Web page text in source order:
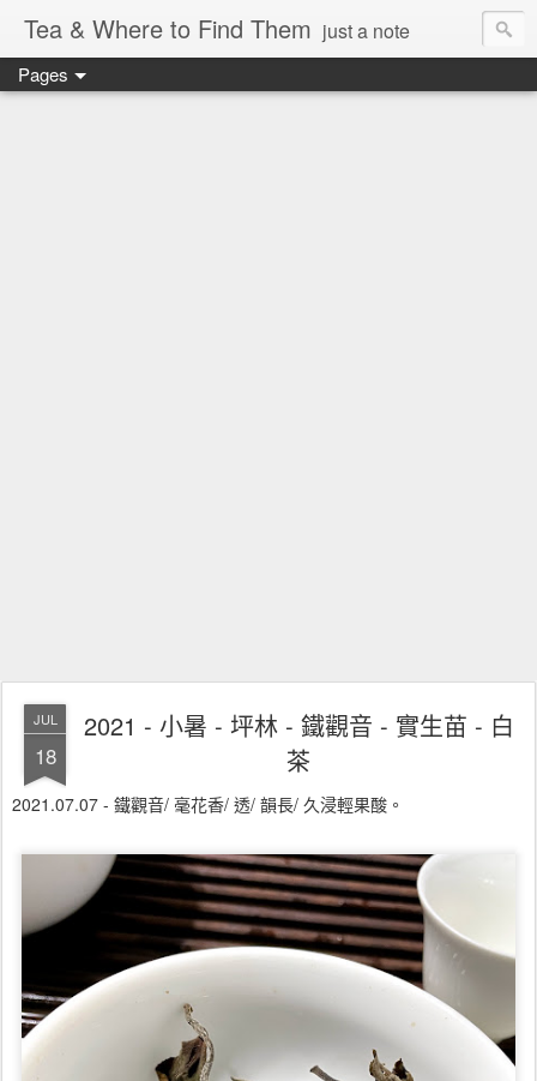
Tea & Where to Find Them just a note
Pages
JUL
18
2021 - 小暑 - 坪林 - 鐵觀音 - 實生苗 - 白
茶
2021.07.07 - 鐵觀音/ 毫花香/ 透/ 韻長/ 久浸輕果酸。